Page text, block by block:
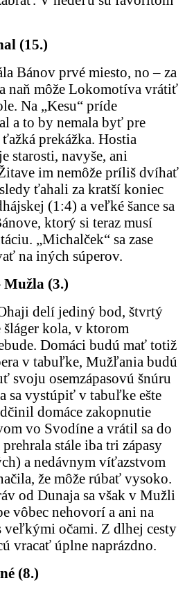
(15.)
Bánov prvé miesto, no – za
naň môže Lokomotíva vrátiť
Na „Kesu“ príde
a to by nemala byť pre
prekážka. Hostia
starosti, navyše, ani
im nemôže príliš dvíhať
ťahali za kratší koniec
(1:4) a veľké šance sa
ktorý si teraz musí
„Michalček“ sa zase
na iných súperov.
Mužla (3.)
delí jediný bod, štvrtý
kola, v ktorom
Domáci budú mať totiž
v tabuľke, Mužľania budú
svoju osemzápasovú šnúru
sa vystúpiť v tabuľke ešte
domáce zakopnutie
vo Svodíne a vrátil sa do
stále iba tri zápasy
a nedávnym víťazstvom
že môže rúbať vysoko.
od Dunaja sa však v Mužli
vôbec nehovorí a ani na
veľkými očami. Z dlhej cesty
vracať úplne naprázdno.
(8.)